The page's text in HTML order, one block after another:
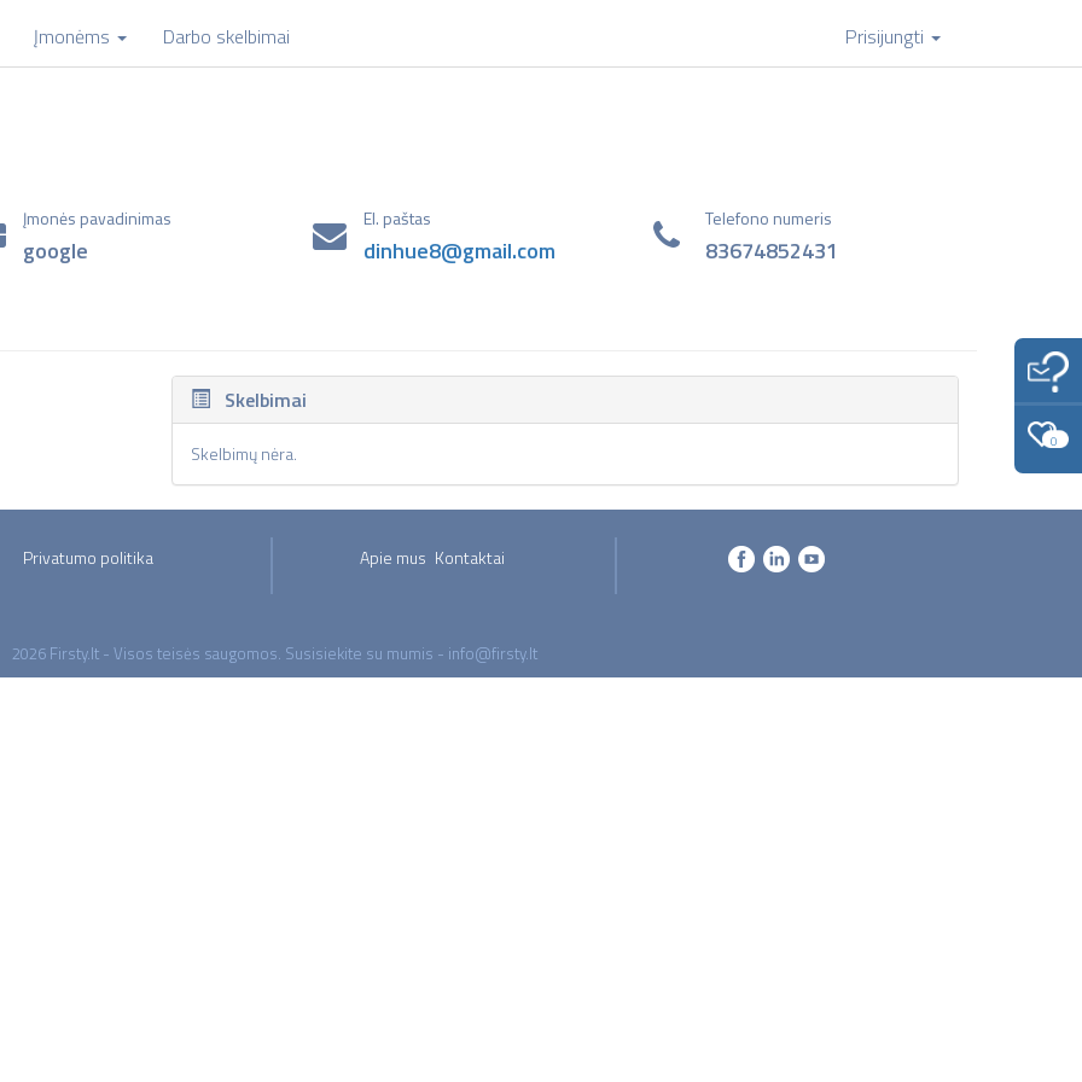
Įmonėms Darbo skelbimai Prisijungti
Įmonės pavadinimas
google
El. paštas
dinhue8@gmail.com
Telefono numeris
83674852431
Skelbimai
Skelbimų nėra. 0
Privatumo politika Apie mus Kontaktai
2026 Firsty.lt - Visos teisės saugomos. Susisiekite su mumis - info@firsty.lt